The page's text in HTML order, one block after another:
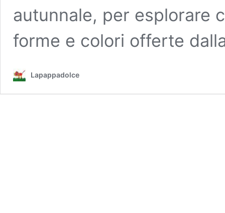
autunnale, per esplorare
forme e colori offerte
Lapappadolce